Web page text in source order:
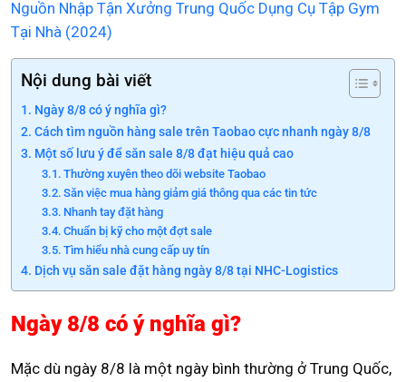
Nguồn Nhập Tận Xưởng Trung Quốc Dụng Cụ Tập Gym
Tại Nhà (2024)
Nội dung bài viết
Ngày 8/8 có ý nghĩa gì?
Cách tìm nguồn hàng sale trên Taobao cực nhanh ngày 8/8
Một số lưu ý để săn sale 8/8 đạt hiệu quả cao
Thường xuyên theo dõi website Taobao
Săn việc mua hàng giảm giá thông qua các tin tức
Nhanh tay đặt hàng
Chuẩn bị kỹ cho một đợt sale
Tìm hiểu nhà cung cấp uy tín
Dịch vụ săn sale đặt hàng ngày 8/8 tại NHC-Logistics
Ngày 8/8 có ý nghĩa gì?
Mặc dù ngày 8/8 là một ngày bình thường ở Trung Quốc,